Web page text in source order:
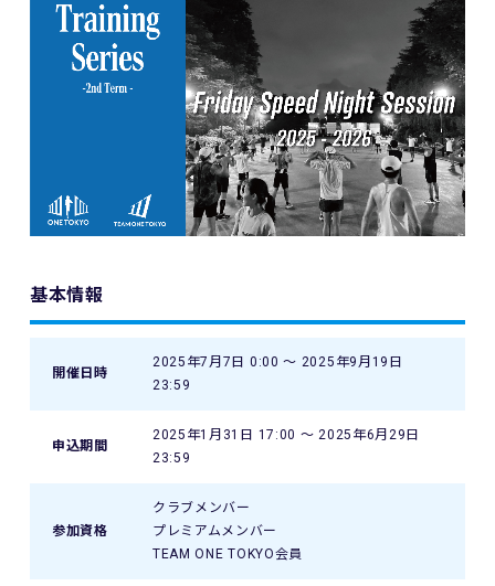
基本情報
開催日時
2025年7月7日 0:00 〜 2025年9月19日
23:59
申込期間
2025年1月31日 17:00 〜 2025年6月29日
23:59
参加資格
クラブメンバー
プレミアムメンバー
TEAM ONE TOKYO会員